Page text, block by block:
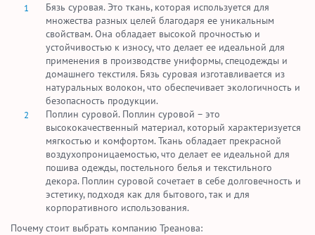
Бязь суровая. Это ткань, которая используется для
множества разных целей благодаря ее уникальным
свойствам. Она обладает высокой прочностью и
устойчивостью к износу, что делает ее идеальной для
применения в производстве униформы, спецодежды и
домашнего текстиля. Бязь суровая изготавливается из
натуральных волокон, что обеспечивает экологичность и
безопасность продукции.
Поплин суровой. Поплин суровой – это
высококачественный материал, который характеризуется
мягкостью и комфортом. Ткань обладает прекрасной
воздухопроницаемостью, что делает ее идеальной для
пошива одежды, постельного белья и текстильного
декора. Поплин суровой сочетает в себе долговечность и
эстетику, подходя как для бытового, так и для
корпоративного использования.
Почему стоит выбрать компанию Треанова: